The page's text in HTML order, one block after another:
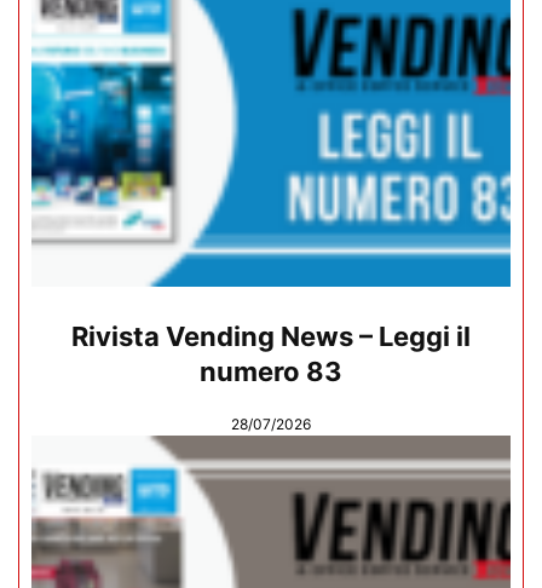
Rivista Vending News – Leggi il
numero 83
28/07/2026